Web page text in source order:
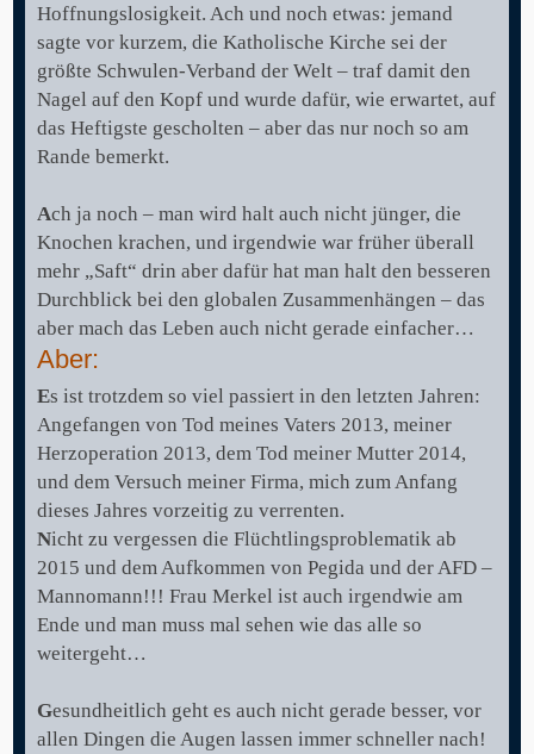
Hoffnungslosigkeit. Ach und noch etwas: jemand
sagte vor kurzem, die Katholische Kirche sei der
größte Schwulen-Verband der Welt – traf damit den
Nagel auf den Kopf und wurde dafür, wie erwartet, auf
das Heftigste gescholten – aber das nur noch so am
Rande bemerkt.
Ach ja noch – man wird halt auch nicht jünger, die
Knochen krachen, und irgendwie war früher überall
mehr „Saft“ drin aber dafür hat man halt den besseren
Durchblick bei den globalen Zusammenhängen – das
aber mach das Leben auch nicht gerade einfacher…
Aber:
Es ist trotzdem so viel passiert in den letzten Jahren:
Angefangen von Tod meines Vaters 2013, meiner
Herzoperation 2013, dem Tod meiner Mutter 2014,
und dem Versuch meiner Firma, mich zum Anfang
dieses Jahres vorzeitig zu verrenten.
Nicht zu vergessen die Flüchtlingsproblematik ab
2015 und dem Aufkommen von Pegida und der AFD –
Mannomann!!! Frau Merkel ist auch irgendwie am
Ende und man muss mal sehen wie das alle so
weitergeht…
Gesundheitlich geht es auch nicht gerade besser, vor
allen Dingen die Augen lassen immer schneller nach!